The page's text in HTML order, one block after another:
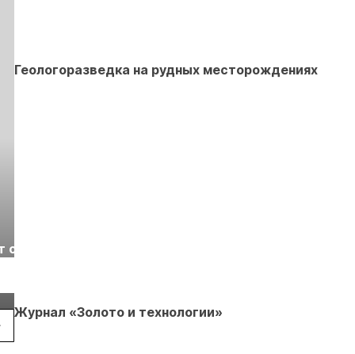
с
Геологоразведка на рудных месторождениях
Журнал «Золото и технологии»